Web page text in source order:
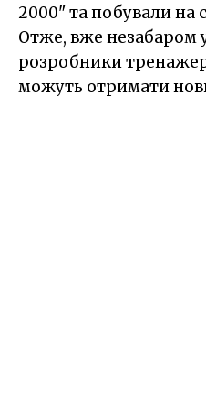
2000" та побували на
Отже, вже незабаром
розробники
можуть отримати